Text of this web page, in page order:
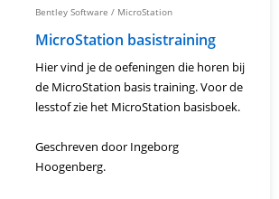
Bentley Software / MicroStation
MicroStation basistraining
Hier vind je de oefeningen die horen bij
de MicroStation basis training. Voor de
lesstof zie het MicroStation basisboek.
Geschreven door Ingeborg
Hoogenberg.